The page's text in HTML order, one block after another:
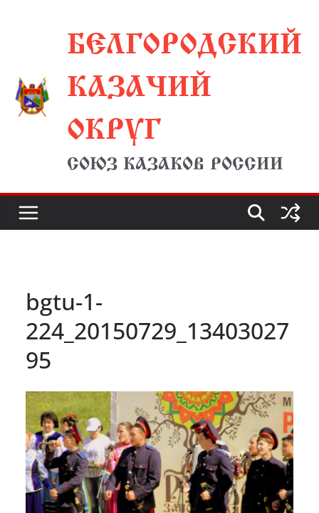
содержимомуБЕЛГОРОДСКИЙ
КАЗАЧИЙ
ОКРУГ
СОЮЗ КАЗАКОВ РОССИИ
bgtu-1-
224_20150729_13403027
95